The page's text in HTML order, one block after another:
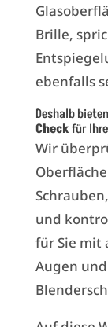
Brille,
ebenfalls
Deshalb
Checkfür
Wir
und
für Sie mit
Augen